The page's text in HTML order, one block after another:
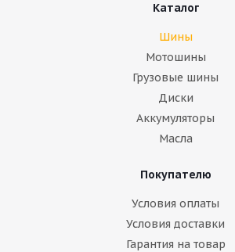
Antares Grip 20 215/65 R16C 109/107Q
Каталог
Шины
Мотошины
Грузовые шины
Диски
Аккумуляторы
Масла
Покупателю
Условия оплаты
Условия доставки
Гарантия на товар